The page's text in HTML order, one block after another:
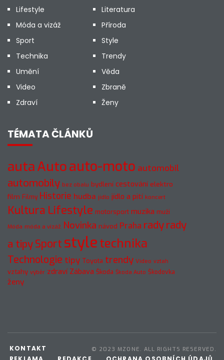
Lifestyle
Literatura
Móda a vizáž
Příroda
Sport
Style
Technika
Trendy
Umění
Věda
Video
Zbraně
Zdraví
Ženy
TÉMATA ČLÁNKŮ
autaAutoauto-moto automobil
automobily bez obalu bydlení cestování elektro
film Filmy Historie hudba jídlo jídlo a pití koncert
Kultura Lifestyle motorsport muzika muži
Móda móda a vizáž Novinka návod Praha radyrady
a tipySport styletechnika
Technologie tipy Toyota trendy Video vztah
vztahy výběr zdraví Zábava Škoda Škoda Auto Škodovka
ženy
© 2023 MZONE. ALL RIGHTS RESERVED.
KONTAKT